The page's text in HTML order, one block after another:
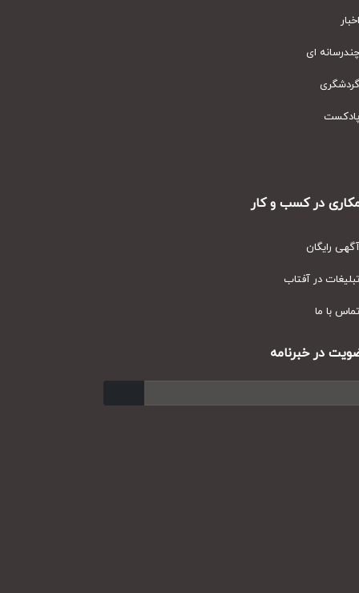
ای
در کسب و کار
رایگان
در آفتاب
با ما
در خبرنامه